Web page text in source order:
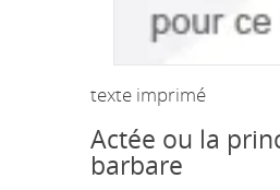
texte imprimé
Actée ou la
barbare